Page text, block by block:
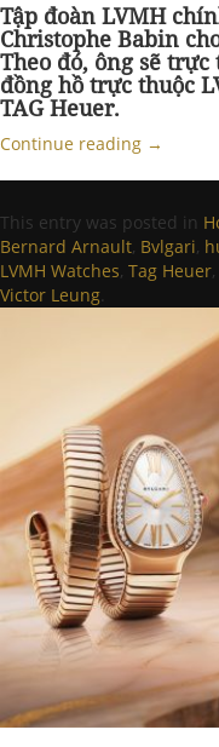
Tập đoàn LVMH
Christophe Babin
Theo đó, ông sẽ
đồng hồ trực thuộc
TAG Heuer.
Continue reading →
This entry was posted in
Bernard Arnault, Bvlgari,
LVMH Watches, Tag Heuer,
Victor Leung.